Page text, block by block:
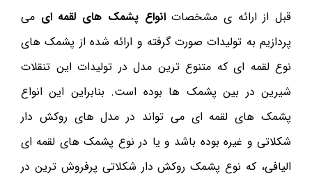
قبل از ارائه ی مشخصاتانواع پشمک های لقمه ای می
پردازیم به تولیدات صورت گرفته و ارائه شده از پشمک های
نوع لقمه ای که متنوع ترین مدل در تولیدات این تنقلات
شیرین در بین پشمک ها بوده است. بنابراین این انواع
پشمک های لقمه ای می تواند در مدل های روکش دار
شکلاتی و غیره بوده باشد و یا در نوع پشمک های لقمه ای
الیافی، که نوع پشمک روکش دار شکلاتی پرفروش ترین در